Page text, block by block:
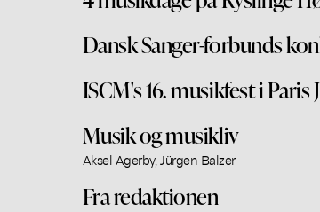
Dansk Sanger-forbunds
ISCM's 16. musikfest i Paris
Musik og musikliv
Aksel Agerby, Jürgen Balzer
Fra redaktionen